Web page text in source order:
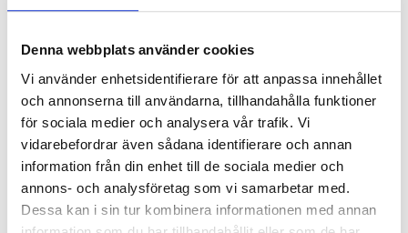
Denna webbplats använder cookies
Vi använder enhetsidentifierare för att anpassa innehållet
och annonserna till användarna, tillhandahålla funktioner
för sociala medier och analysera vår trafik. Vi
vidarebefordrar även sådana identifierare och annan
information från din enhet till de sociala medier och
annons- och analysföretag som vi samarbetar med.
Dessa kan i sin tur kombinera informationen med annan
☎️ 031-714 71 30
Låt oss göra din flytt enklare och stressfri!
Nyhetsarkiv
Huvudrubrik
▼
Publicerat